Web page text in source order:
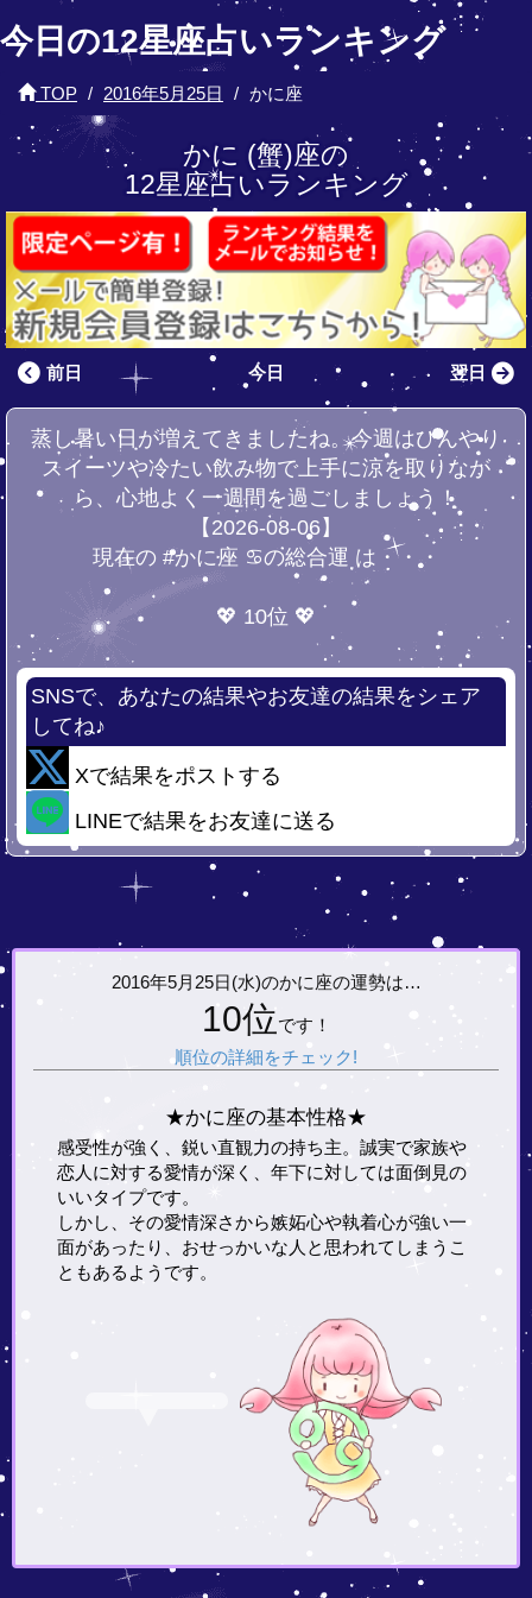
今日の12星座占いランキング
TOP 2016年5月25日 かに座
かに (蟹)座の
12星座占いランキング
前日 今日 翌日
蒸し暑い日が増えてきましたね。今週はひんやり
スイーツや冷たい飲み物で上手に涼を取りなが
ら、心地よく一週間を過ごしましょう！
【2026-08-06】
現在の #かに座 ♋の総合運 は・・・
💖 10位 💖
SNSで、あなたの結果やお友達の結果をシェア
してね♪
Xで結果をポストする
LINEで結果をお友達に送る
2016年5月25日(水)のかに座の運勢は…
10位です！
順位の詳細をチェック!
★かに座の基本性格★
感受性が強く、鋭い直観力の持ち主。誠実で家族や
恋人に対する愛情が深く、年下に対しては面倒見の
いいタイプです。
しかし、その愛情深さから嫉妬心や執着心が強い一
面があったり、おせっかいな人と思われてしまうこ
ともあるようです。